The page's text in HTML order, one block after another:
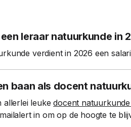
leraar natuurkunde in
verdient in 2026 een
baan als docent
allerlei leukedocent
in om op de hoogte te